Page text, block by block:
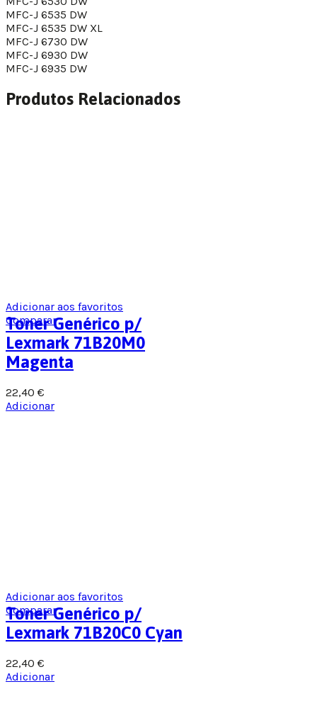
MFC-J 6535 DW
MFC-J 6535 DW XL
MFC-J 6730 DW
MFC-J 6930 DW
MFC-J 6935 DW
Produtos Relacionados
Adicionar aos favoritos
Comparar
Toner Genérico p/
Lexmark 71B20M0
Magenta
22,40 €
Adicionar
Adicionar aos favoritos
Comparar
Toner Genérico p/
Lexmark 71B20C0 Cyan
22,40 €
Adicionar